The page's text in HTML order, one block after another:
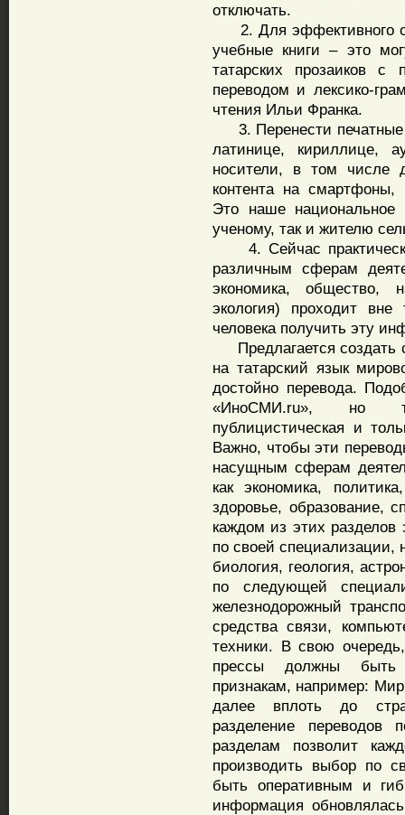
отключать.
2. Для эффективного
учебные книги – это
татарских прозаиков с
переводом и лексико-
чтения Ильи Франка.
3. Перенести печатные
латинице, кириллице,
носители, в том числе
контента на
Это наше национальное
ученому, так и жителю
4. Сейчас
различным сферам
экономика, общество,
экология) проходит вне
человека получить эту
Предлагается создать
на татарский язык
достойно перевода.
«ИноСМИ.ru», но
публицистическая и
Важно, чтобы эти
насущным сферам
как экономика,
здоровье, образование,
каждом из этих
по своей специализации,
биология, геология,
по следующей
железнодорожный
средства связи,
техники. В свою
прессы должны быть
признакам, например:
далее вплоть до
разделение
разделам позволит
производить выбор по
быть оперативным и
информация